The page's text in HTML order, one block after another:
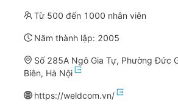
Từ 500 đến 1000 nhân viên
Năm thành lập: 2005
Số 285A Ngô Gia Tự, Phường Đức
Biên, Hà Nội
https://weldcom.vn/